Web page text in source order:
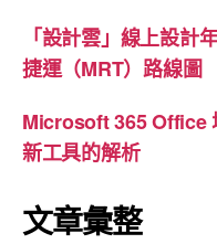
「設計雲」線上設計
捷運（MRT）路線圖
Microsoft 365 Office
新工具的解析
文章彙整